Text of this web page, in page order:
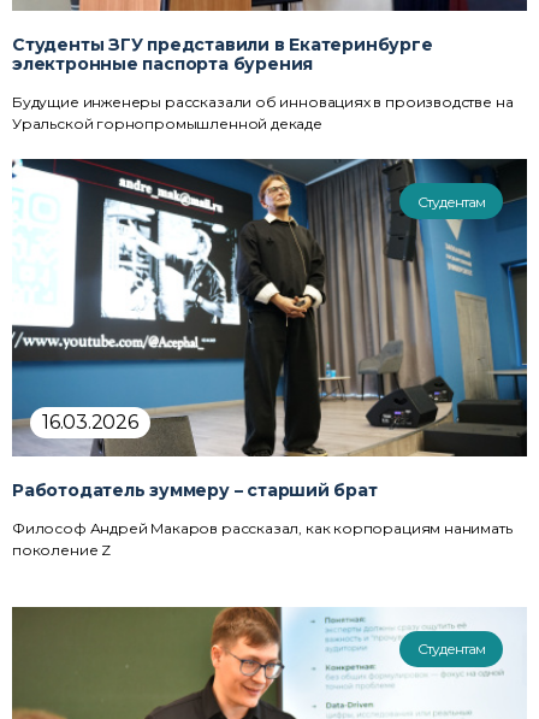
Студенты ЗГУ представили в Екатеринбурге
электронные паспорта бурения
Будущие инженеры рассказали об инновациях в производстве на
Уральской горнопромышленной декаде
Студентам
16.03.2026
Работодатель зуммеру – старший брат
Философ Андрей Макаров рассказал, как корпорациям нанимать
поколение Z
Студентам